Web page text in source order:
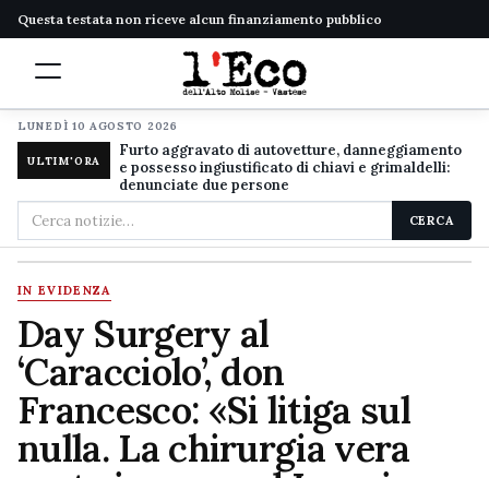
Questa testata non riceve alcun finanziamento pubblico
LUNEDÌ 10 AGOSTO 2026
ULTIM'ORA
Furto aggravato di autovetture, danneggiamento
e possesso ingiustificato di chiavi e grimaldelli:
denunciate due persone
Cerca
nel
sito
CERCA
IN EVIDENZA
Day Surgery al
‘Caracciolo’, don
Francesco: «Si litiga sul
nulla. La chirurgia vera